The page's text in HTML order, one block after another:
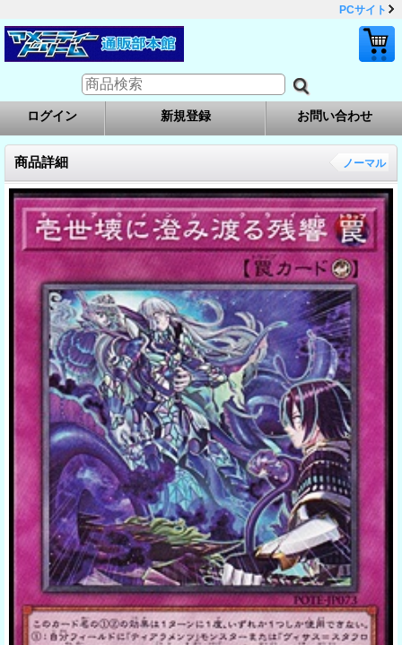
PCサイト
ログイン 新規登録 お問い合わせ
商品詳細 ノーマル